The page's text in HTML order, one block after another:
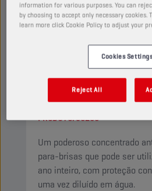
CHAMPION
PRODUTO:50200
Um poderoso concentrado
para-brisas que pode ser
ano inteiro, com proteção
uma vez diluído em água.
information for various purposes. You can
by choosing to accept only necessary cookies.
learn more click Cookie Policy to adjust your
Cookies
Reject All